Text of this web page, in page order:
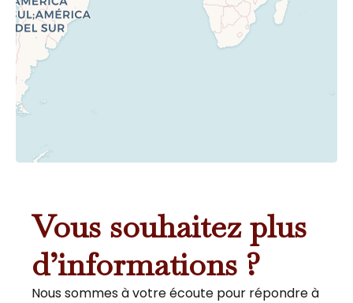
Vous souhaitez plus
d’informations ?
Nous sommes à votre écoute pour répondre à